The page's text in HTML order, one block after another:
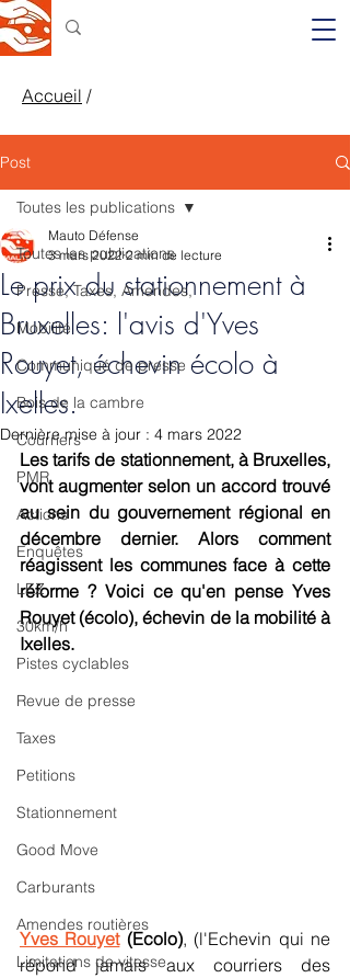
Accueil /
Post
Toutes les publications
Presse, Taxes, Amendes,
Mobilité
Communiqué de presse
Bois de la cambre
Courriers
PMR
Actions
Enquêtes
LEZ
30km/h
Pistes cyclables
Revue de presse
Taxes
Petitions
Stationnement
Good Move
Carburants
Amendes routières
Limitations de vitesse
Toutes les publications
Le prix du stationnement à
Bruxelles: l'avis d'Yves
Rouyet, échevin écolo à
Ixelles.
Mauto Défense
3 mars 2022 2 min de lecture
Dernière mise à jour : 4 mars 2022
Les tarifs de stationnement, à Bruxelles,
vont augmenter selon un accord trouvé
au sein du gouvernement régional en
décembre dernier. Alors comment
réagissent les communes face à cette
réforme ? Voici ce qu'en pense Yves
Rouyet (écolo), échevin de la mobilité à
Ixelles.
Yves Rouyet (Ecolo), (l'Echevin qui ne
répond jamais aux courriers des